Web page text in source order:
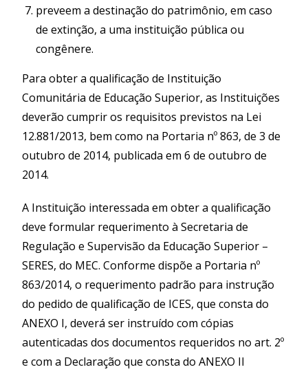
preveem a destinação do patrimônio, em caso
de extinção, a uma instituição pública ou
congênere.
Para obter a qualificação de Instituição
Comunitária de Educação Superior, as Instituições
deverão cumprir os requisitos previstos na Lei
12.881/2013, bem como na Portaria nº 863, de 3 de
outubro de 2014, publicada em 6 de outubro de
2014.
A Instituição interessada em obter a qualificação
deve formular requerimento à Secretaria de
Regulação e Supervisão da Educação Superior –
SERES, do MEC. Conforme dispõe a Portaria nº
863/2014, o requerimento padrão para instrução
do pedido de qualificação de ICES, que consta do
ANEXO I, deverá ser instruído com cópias
autenticadas dos documentos requeridos no art. 2º
e com a Declaração que consta do ANEXO II